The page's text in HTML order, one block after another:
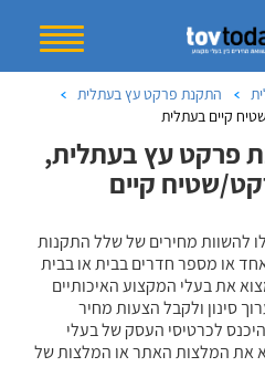
התקנת פרקט עץ בעתלית
קיים בעתלית
פרקט עץ בעתלית,
שטיח קיים
להשוות מחירים של שלל התקנות
או מספר חדרים בבית או בבית
את בעלי המקצוע האיכותיים
סינון ולקבל הצעות מחיר
לכרטיסי העסק של בעלי
את המלצות האתר או המלצות של